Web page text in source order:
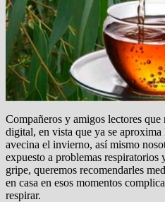
Compañeros y amigos lectores
digital, en vista que ya se
avecina el invierno, así mismo
expuesto a problemas respiratorios
gripe, queremos recomendarles
en casa en esos momentos
respirar.